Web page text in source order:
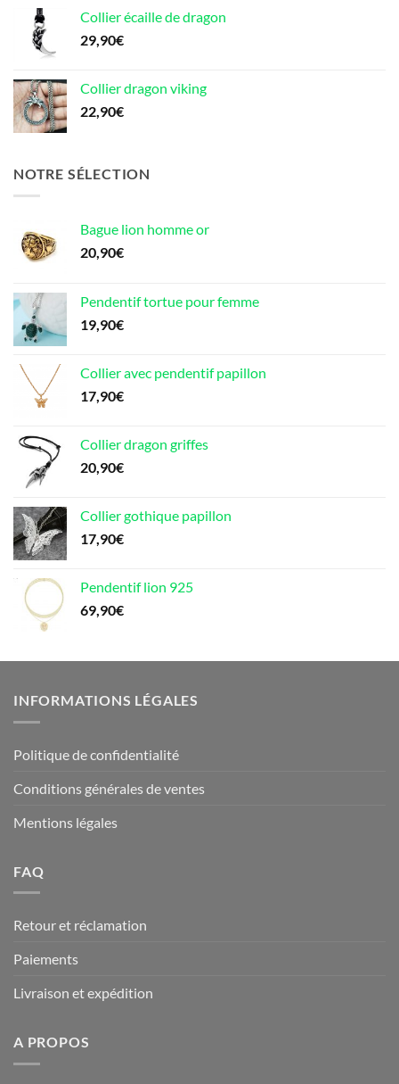
Collier écaille de dragon
29,90€
Collier dragon viking
22,90€
NOTRE SÉLECTION
Bague lion homme or
20,90€
Pendentif tortue pour femme
19,90€
Collier avec pendentif papillon
17,90€
Collier dragon griffes
20,90€
Collier gothique papillon
17,90€
Pendentif lion 925
69,90€
INFORMATIONS LÉGALES
Politique de confidentialité
Conditions générales de ventes
Mentions légales
FAQ
Retour et réclamation
Paiements
Livraison et expédition
A PROPOS